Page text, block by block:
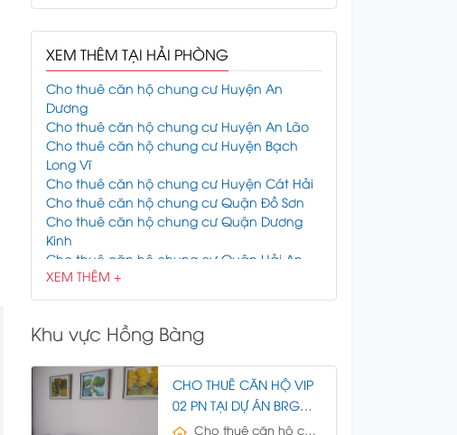
XEM THÊM TẠI HẢI PHÒNG
Cho thuê căn hộ chung cư Huyện An
Dương
Cho thuê căn hộ chung cư Huyện An Lão
Cho thuê căn hộ chung cư Huyện Bạch
Long Vĩ
Cho thuê căn hộ chung cư Huyện Cát Hải
Cho thuê căn hộ chung cư Quận Đồ Sơn
Cho thuê căn hộ chung cư Quận Dương
Kinh
Cho thuê căn hộ chung cư Quận Hải An
Cho thuê căn hộ chung cư Quận Hồng
Bàng
Cho thuê căn hộ chung cư Huyện Kiến
Cho thuê căn hộ chung cư Quận Lê Chân
Cho thuê căn hộ chung cư Quận Ngô
Cho thuê căn hộ chung cư Huyện Thủy
XEM THÊM +
Khu vực Hồng Bàng
CHO THUÊ CĂN HỘ VIP
02 PN TẠI DỰ ÁN BRG
LEGEND, HỒNG BÀNG,Cho thuê căn hộ chung cư